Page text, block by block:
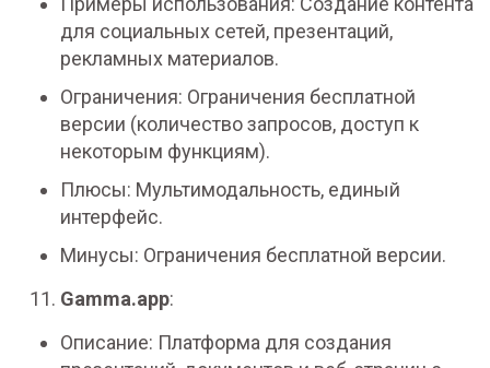
для социальных сетей, презентаций,
рекламных материалов.
Ограничения: Ограничения бесплатной
версии (количество запросов, доступ к
некоторым функциям).
Плюсы: Мультимодальность, единый
интерфейс.
Минусы: Ограничения бесплатной версии.
Gamma.app:
Описание: Платформа для создания